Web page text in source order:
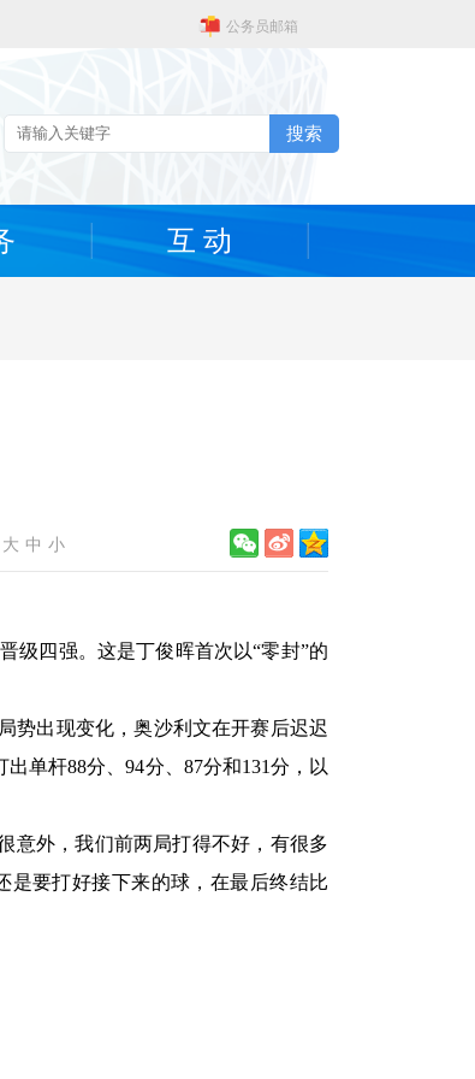
公务员邮箱
搜索
互 动
大 中 小
级四强。这是丁俊晖首次以“零封”的
势出现变化，奥沙利文在开赛后迟迟
单杆88分、94分、87分和131分，以
意外，我们前两局打得不好，有很多
是要打好接下来的球，在最后终结比